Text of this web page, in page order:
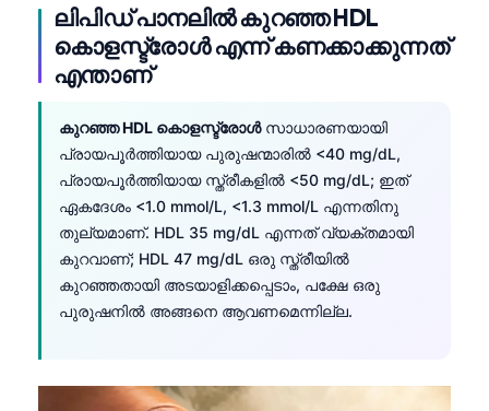
ലിപിഡ് പാനലിൽ കുറഞ്ഞ HDL
കൊളസ്ട്രോൾ എന്ന് കണക്കാക്കുന്നത്
എന്താണ്
കുറഞ്ഞ HDL കൊളസ്ട്രോൾസാധാരണയായി
പ്രായപൂർത്തിയായ പുരുഷന്മാരിൽ <40 mg/dL,
പ്രായപൂർത്തിയായ സ്ത്രീകളിൽ <50 mg/dL; ഇത്
ഏകദേശം <1.0 mmol/L, <1.3 mmol/L എന്നതിനു
തുല്യമാണ്. HDL 35 mg/dL എന്നത് വ്യക്തമായി
കുറവാണ്; HDL 47 mg/dL ഒരു സ്ത്രീയിൽ
കുറഞ്ഞതായി അടയാളിക്കപ്പെടാം, പക്ഷേ ഒരു
പുരുഷനിൽ അങ്ങനെ ആവണമെന്നില്ല.